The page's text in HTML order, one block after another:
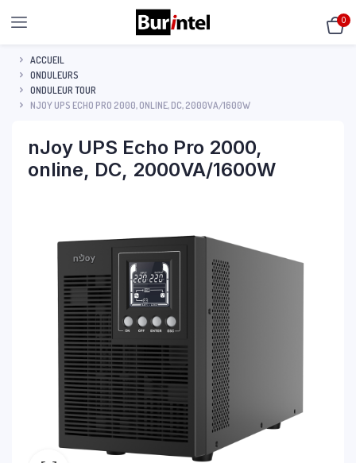
0
ACCUEIL
ONDULEURS
ONDULEUR TOUR
NJOY UPS ECHO PRO 2000, ONLINE, DC, 2000VA/1600W
nJoy UPS Echo Pro 2000,
online, DC, 2000VA/1600W